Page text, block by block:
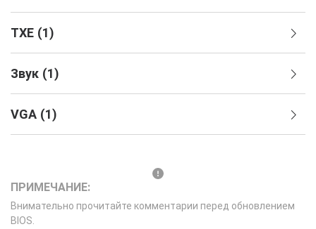
TXE (1)
Звук (1)
VGA (1)
ПРИМЕЧАНИЕ:
Внимательно прочитайте комментарии перед обновлением
BIOS.